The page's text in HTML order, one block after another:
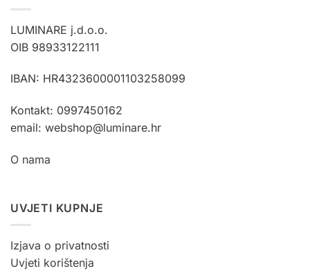
mogu
odabrati
stranici
stranici
LUMINARE j.d.o.o.
OIB 98933122111
IBAN: HR4323600001103258099
Kontakt: 0997450162
email: webshop@luminare.hr
O nama
UVJETI KUPNJE
Izjava o privatnosti
Uvjeti korištenja